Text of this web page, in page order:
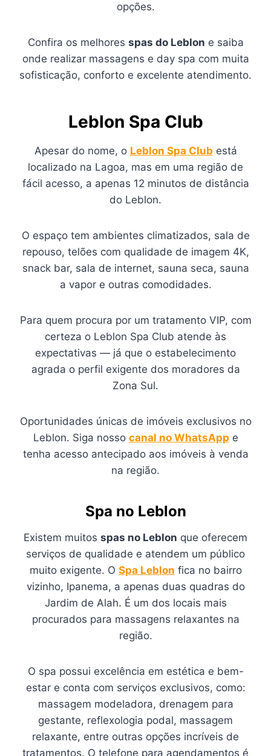
opções.
Confira os melhores spas do Leblon e saiba
onde realizar massagens e day spa com muita
sofisticação, conforto e excelente atendimento.
Leblon Spa Club
Apesar do nome, o Leblon Spa Club está
localizado na Lagoa, mas em uma região de
fácil acesso, a apenas 12 minutos de distância
do Leblon.
O espaço tem ambientes climatizados, sala de
repouso, telões com qualidade de imagem 4K,
snack bar, sala de internet, sauna seca, sauna
a vapor e outras comodidades.
Para quem procura por um tratamento VIP, com
certeza o Leblon Spa Club atende às
expectativas — já que o estabelecimento
agrada o perfil exigente dos moradores da
Zona Sul.
Oportunidades únicas de imóveis exclusivos no
Leblon. Siga nosso canal no WhatsApp e
tenha acesso antecipado aos imóveis à venda
na região.
Spa no Leblon
Existem muitos spas no Leblon que oferecem
serviços de qualidade e atendem um público
muito exigente. O Spa Leblon fica no bairro
vizinho, Ipanema, a apenas duas quadras do
Jardim de Alah. É um dos locais mais
procurados para massagens relaxantes na
região.
O spa possui excelência em estética e bem-
estar e conta com serviços exclusivos, como:
massagem modeladora, drenagem para
gestante, reflexologia podal, massagem
relaxante, entre outras opções incríveis de
tratamentos. O telefone para agendamentos é